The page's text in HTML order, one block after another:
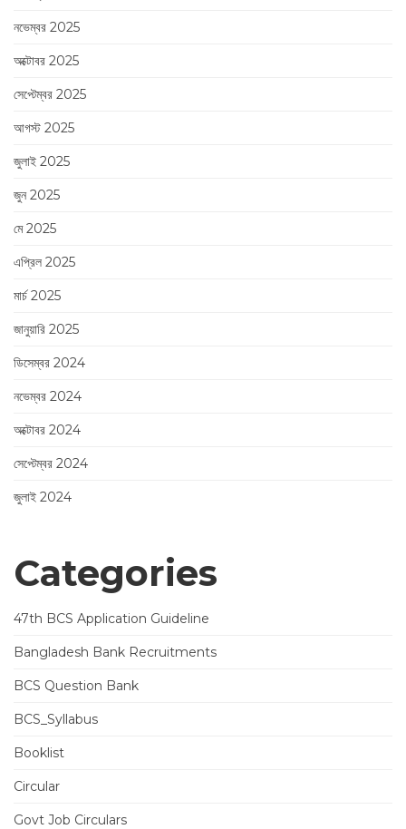
নভেম্বর 2025
অক্টোবর 2025
সেপ্টেম্বর 2025
আগস্ট 2025
জুলাই 2025
জুন 2025
মে 2025
এপ্রিল 2025
মার্চ 2025
জানুয়ারি 2025
ডিসেম্বর 2024
নভেম্বর 2024
অক্টোবর 2024
সেপ্টেম্বর 2024
জুলাই 2024
Categories
47th BCS Application Guideline
Bangladesh Bank Recruitments
BCS Question Bank
BCS_Syllabus
Booklist
Circular
Govt Job Circulars